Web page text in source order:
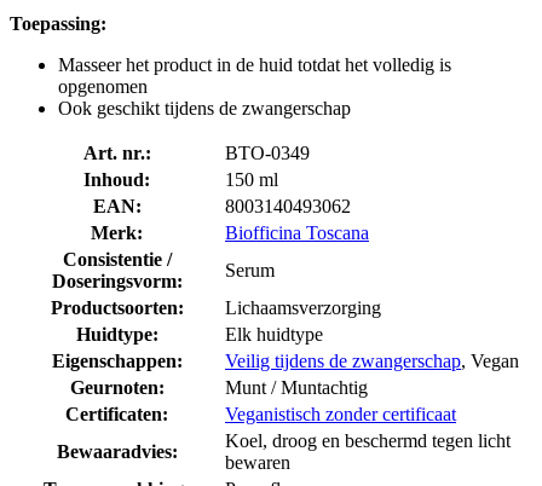
Toepassing:
Masseer het product in de huid totdat het volledig is
opgenomen
Ook geschikt tijdens de zwangerschap
Art. nr.:
BTO-0349
Inhoud:
150 ml
EAN:
8003140493062
Merk:
Biofficina Toscana
Consistentie /
Doseringsvorm:
Serum
Productsoorten:
Lichaamsverzorging
Huidtype:
Elk huidtype
Eigenschappen:
Veilig tijdens de zwangerschap, Vegan
Geurnoten:
Munt / Muntachtig
Certificaten:
Veganistisch zonder certificaat
Bewaaradvies:
Koel, droog en beschermd tegen licht
bewaren